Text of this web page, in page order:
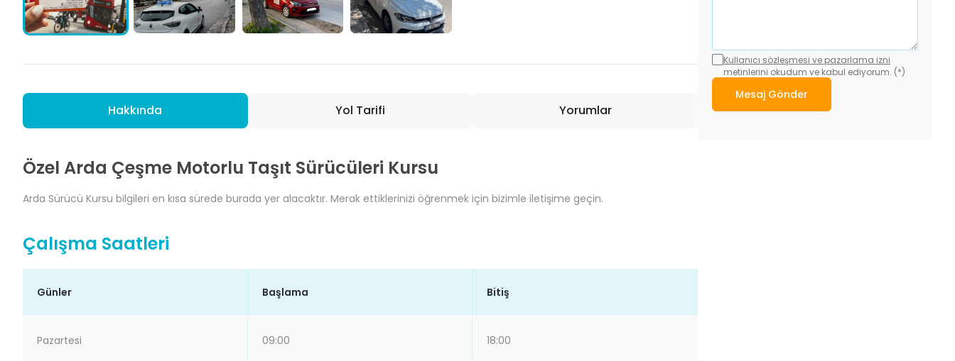
Hakkında Yol Tarifi Yorumlar
Özel Arda Çeşme Motorlu Taşıt Sürücüleri Kursu
Arda Sürücü Kursu bilgileri en kısa sürede burada yer alacaktır. Merak ettiklerinizi öğrenmek için bizimle iletişime geçin.
Çalışma Saatleri
Günler Başlama Bitiş
Pazartesi 09:00 18:00
Kullanıcı sözleşmesi ve pazarlama izni
metinlerini okudum ve kabul ediyorum. (*)
Mesaj Gönder